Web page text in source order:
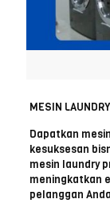
MESIN
Dapatkan
kesuksesan
mesin laundry
meningkatkan
pelanggan